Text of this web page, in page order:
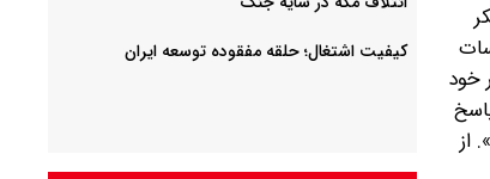
خود
از
کیفیت اشتغال؛ حلقه مفقوده توسعه ایران